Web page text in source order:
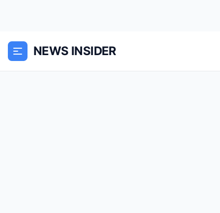
NEWS INSIDER